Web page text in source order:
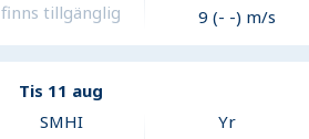
finns tillgänglig
9 (- -) m/s
Tis 11 aug
SMHI Yr